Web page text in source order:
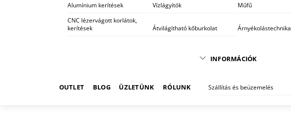
Alumínium kerítések Vízlágyítók Műfű
CNC lézervágott korlátok,
kerítések
Átvilágítható kőburkolat Árnyékolástechnika
OUTLET BLOG ÜZLETÜNK RÓLUNK
INFORMÁCIÓK
Szállítás és beüzemelés